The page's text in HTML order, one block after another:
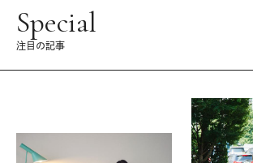
Special
注目の記事